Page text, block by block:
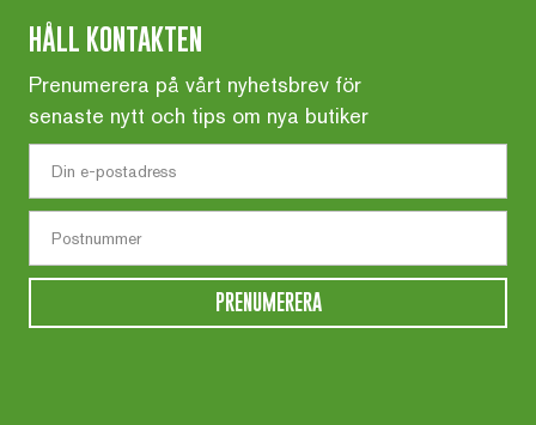
HÅLL KONTAKTEN
Prenumerera på vårt nyhetsbrev för
senaste nytt och tips om nya butiker
PRENUMERERA